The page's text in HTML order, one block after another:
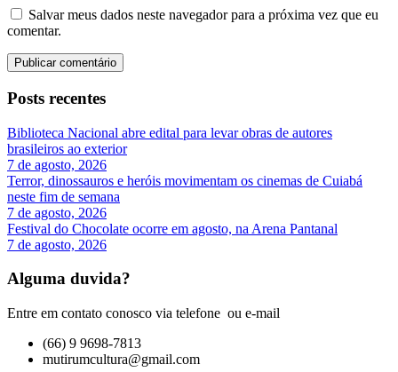
Salvar meus dados neste navegador para a próxima vez que eu
comentar.
Posts recentes
Biblioteca Nacional abre edital para levar obras de autores
brasileiros ao exterior
7 de agosto, 2026
Terror, dinossauros e heróis movimentam os cinemas de Cuiabá
neste fim de semana
7 de agosto, 2026
Festival do Chocolate ocorre em agosto, na Arena Pantanal
7 de agosto, 2026
Alguma duvida?
Entre em contato conosco via telefone ou e-mail
(66) 9 9698-7813
mutirumcultura@gmail.com